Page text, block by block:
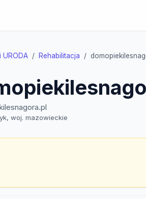
URODA Rehabilitacja
woj. mazowieckie